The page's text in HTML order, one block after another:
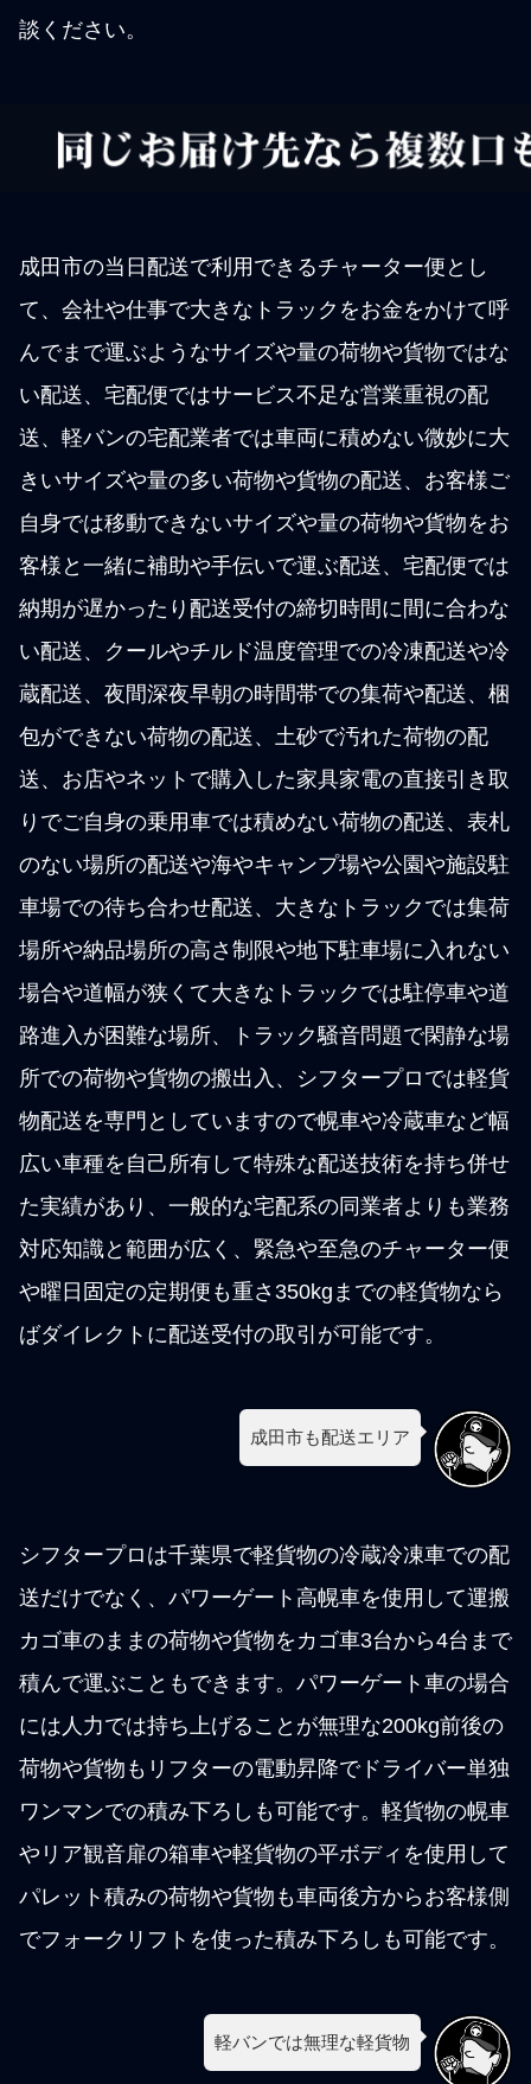
談ください。
成田市の当日配送で利用できるチャーター便とし
て、会社や仕事で大きなトラックをお金をかけて呼
んでまで運ぶようなサイズや量の荷物や貨物ではな
い配送、宅配便ではサービス不足な営業重視の配
送、軽バンの宅配業者では車両に積めない微妙に大
きいサイズや量の多い荷物や貨物の配送、お客様ご
自身では移動できないサイズや量の荷物や貨物をお
客様と一緒に補助や手伝いで運ぶ配送、宅配便では
納期が遅かったり配送受付の締切時間に間に合わな
い配送、クールやチルド温度管理での冷凍配送や冷
蔵配送、夜間深夜早朝の時間帯での集荷や配送、梱
包ができない荷物の配送、土砂で汚れた荷物の配
送、お店やネットで購入した家具家電の直接引き取
りでご自身の乗用車では積めない荷物の配送、表札
のない場所の配送や海やキャンプ場や公園や施設駐
車場での待ち合わせ配送、大きなトラックでは集荷
場所や納品場所の高さ制限や地下駐車場に入れない
場合や道幅が狭くて大きなトラックでは駐停車や道
路進入が困難な場所、トラック騒音問題で閑静な場
所での荷物や貨物の搬出入、シフタープロでは軽貨
物配送を専門としていますので幌車や冷蔵車など幅
広い車種を自己所有して特殊な配送技術を持ち併せ
た実績があり、一般的な宅配系の同業者よりも業務
対応知識と範囲が広く、緊急や至急のチャーター便
や曜日固定の定期便も重さ350kgまでの軽貨物なら
ばダイレクトに配送受付の取引が可能です。
成田市も配送エリア
シフタープロは千葉県で軽貨物の冷蔵冷凍車での配
送だけでなく、パワーゲート高幌車を使用して運搬
カゴ車のままの荷物や貨物をカゴ車3台から4台まで
積んで運ぶこともできます。パワーゲート車の場合
には人力では持ち上げることが無理な200kg前後の
荷物や貨物もリフターの電動昇降でドライバー単独
ワンマンでの積み下ろしも可能です。軽貨物の幌車
やリア観音扉の箱車や軽貨物の平ボディを使用して
パレット積みの荷物や貨物も車両後方からお客様側
でフォークリフトを使った積み下ろしも可能です。
軽バンでは無理な軽貨物